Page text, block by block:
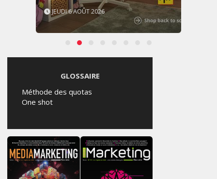
JEUDI 6 AOÛT 2026
GLOSSAIRE
Méthode des quotas
One shot